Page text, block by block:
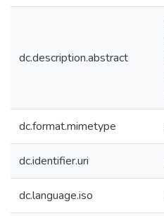
dc.description.abstract
dc.format.mimetype
dc.identifier.uri
dc.language.iso